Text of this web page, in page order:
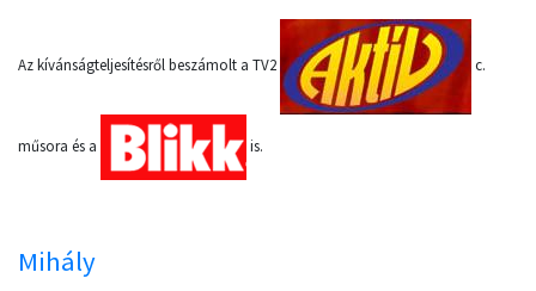
Az kívánságteljesítésről beszámolt a TV2 c.
műsora és a is.
Mihály